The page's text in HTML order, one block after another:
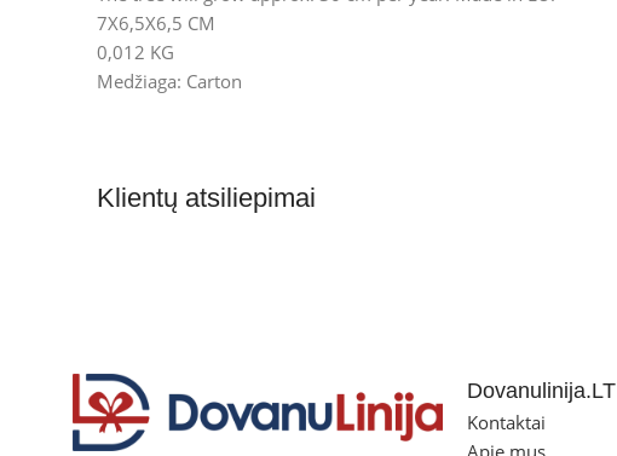
7X6,5X6,5 CM
0,012 KG
Medžiaga: Carton
Klientų atsiliepimai
Dovanulinija.LT
Kontaktai